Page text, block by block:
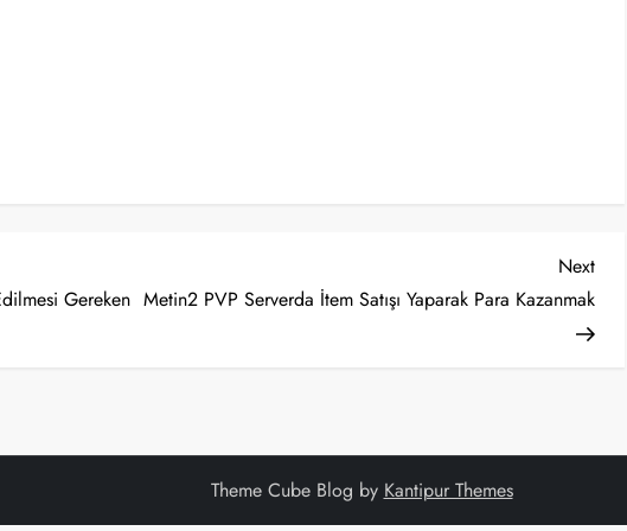
Gereken
Post
Next
Metin2 PVP Serverda İtem Satışı Yaparak Para Kazanmak
Theme Cube Blog by Kantipur Themes